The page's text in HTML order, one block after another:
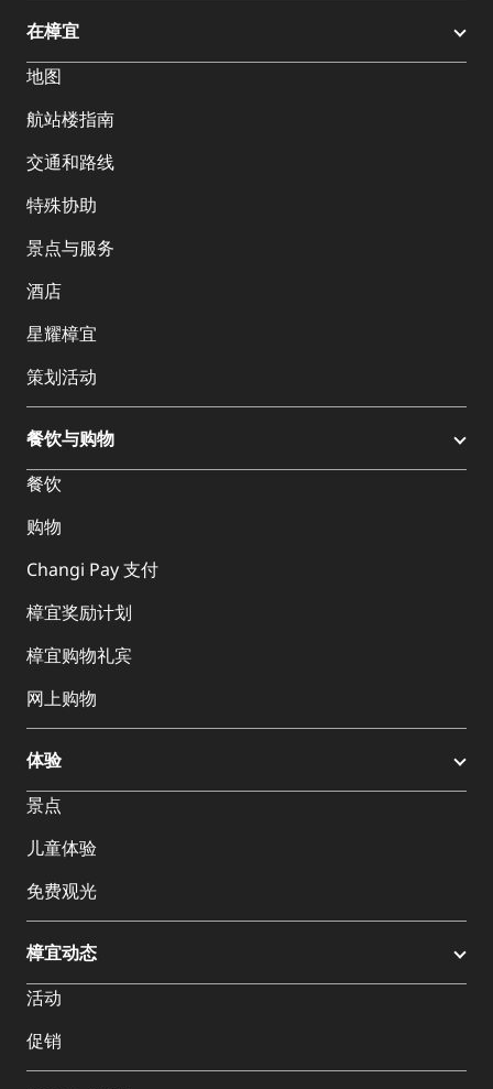
在樟宜
地图
航站楼指南
交通和路线
特殊协助
景点与服务
酒店
星耀樟宜
策划活动
餐饮与购物
餐饮
购物
Changi Pay 支付
樟宜奖励计划
樟宜购物礼宾
网上购物
体验
景点
儿童体验
免费观光
樟宜动态
活动
促销